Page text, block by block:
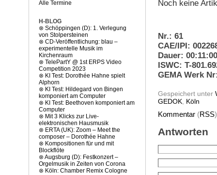
Noch keine
Nr.: 61
CAE/IPI:
Dauer: 00:11:00
ISWC: T-
GEMA Werk
Gespeichert unter
GEDOK, Köln
Kommentar(RSS
Antworten
Alle Termine
H-BLOG
⊗ Schöppingen (D): 1. Verlegung
von Stolpersteinen
⊗ CD-Veröffentlichung: blau –
experimentelle Musik im
Kirchenraum
⊗ TelePartY @ 1st ERPS Video
Competition 2023
⊗ KI Test: Dorothée Hahne spielt
Alphorn
⊗ KI Test: Hildegard von Bingen
komponiert am Computer
⊗ KI Test: Beethoven komponiert am
Computer
⊗ Mit 3 Klicks zur Live-
elektronischen Hausmusik
⊗ ERTA (UK): Zoom – Meet the
composer – Dorothée Hahne
⊗ Kompositionen für und mit
Blockflöte
⊗ Augsburg (D): Festkonzert –
Orgelmusik in Zeiten von Corona
⊗ Köln: Chamber Remix Cologne